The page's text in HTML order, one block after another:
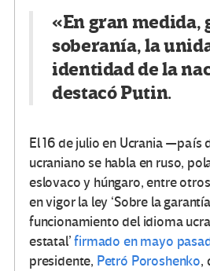
«En gran medida,
soberanía, la
identidad de la
destacó Putin.
El 16 de julio en Ucrania —país
ucraniano se habla en ruso,
eslovaco y húngaro, entre
en vigor la ley ‘Sobre la
funcionamiento del idioma
estatal’firmado en mayo
presidente, Petró Poroshenko,